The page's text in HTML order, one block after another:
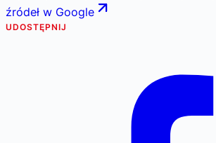
źródeł w Google
UDOSTĘPNIJ